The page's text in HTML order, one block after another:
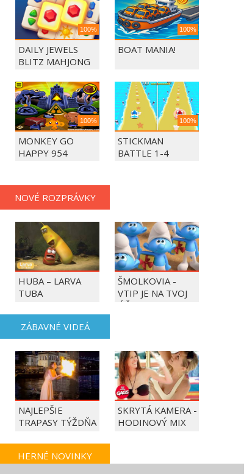
100%
DAILY JEWELS
BLITZ MAHJONG
100%
BOAT MANIA!
100%
MONKEY GO
HAPPY 954
100%
STICKMAN
BATTLE 1-4
NOVÉ ROZPRÁVKY
HUBA – LARVA
TUBA
ŠMOLKOVIA -
VTIP JE NA TVOJ
ÚČET
ZÁBAVNÉ VIDEÁ
NAJLEPŠIE
TRAPASY TÝŽDŇA
SKRYTÁ KAMERA -
HODINOVÝ MIX
HERNÉ NOVINKY